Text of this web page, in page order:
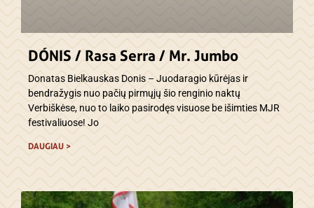
DÓNIS / Rasa Serra / Mr. Jumbo
Donatas Bielkauskas Donis – Juodaragio kūrėjas ir
bendražygis nuo pačių pirmųjų šio renginio naktų
Verbiškėse, nuo to laiko pasirodęs visuose be išimties MJR
festivaliuose! Jo
DAUGIAU >